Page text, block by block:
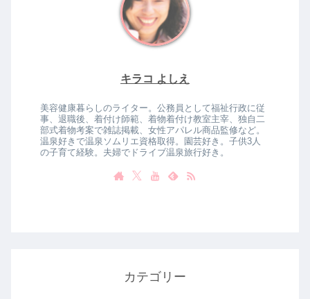
キラコ よしえ
美容健康暮らしのライター。公務員として福祉行政に従
事、退職後、着付け師範、着物着付け教室主宰、独自二
部式着物考案で雑誌掲載、女性アパレル商品監修など。
温泉好きで温泉ソムリエ資格取得。園芸好き。子供3人
の子育て経験。夫婦でドライブ温泉旅行好き。
カテゴリー